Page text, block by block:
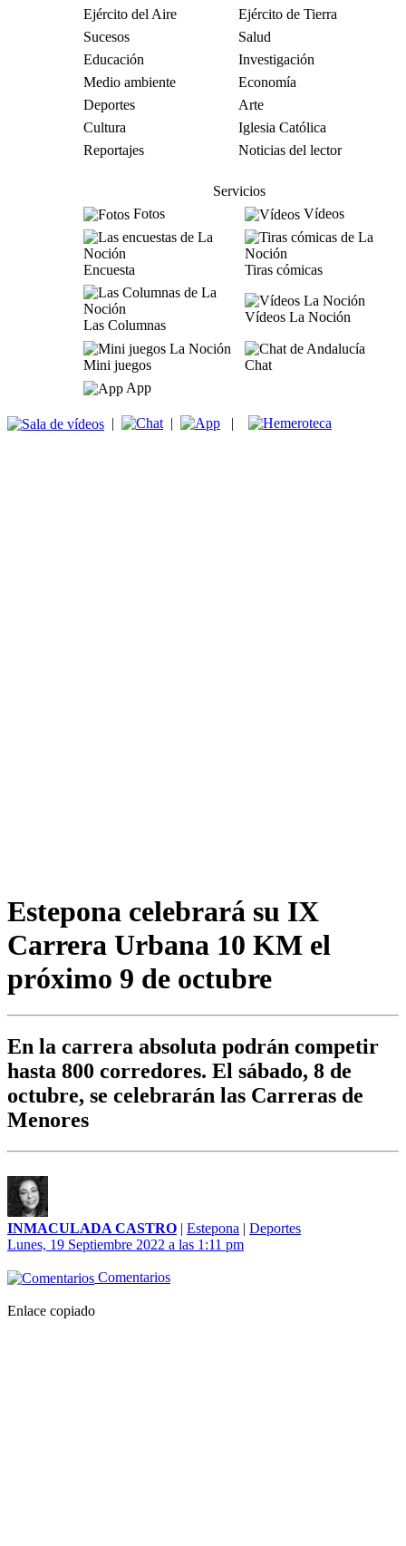
Ejército del Aire
Ejército de Tierra
Sucesos
Salud
Educación
Investigación
Medio ambiente
Economía
Deportes
Arte
Cultura
Iglesia Católica
Reportajes
Noticias del lector
Servicios
Fotos
Vídeos
Encuesta Tiras cómicas
Las Columnas
Vídeos La Noción
Mini juegos
Chat
App
| | |
Estepona celebrará su IX
Carrera Urbana 10 KM el
próximo 9 de octubre
En la carrera absoluta podrán competir
hasta 800 corredores. El sábado, 8 de
octubre, se celebrarán las Carreras de
Menores
INMACULADA CASTRO | Estepona | Deportes
Lunes, 19 Septiembre 2022 a las 1:11 pm
Comentarios
Enlace copiado